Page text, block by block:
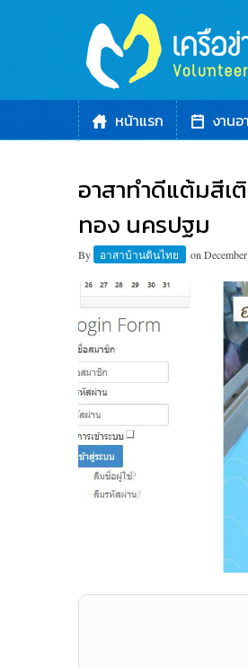
หน้าแรก งาน
อาสาทำดีแต้มสีเ
ทอง นครปฐม
By อาสาบ้านดินไทย on